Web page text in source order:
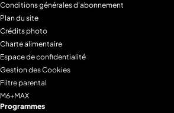
Conditions générales d'abonnement
Plan du site
Crédits photo
Charte alimentaire
Espace de confidentialité
Gestion des Cookies
Filtre parental
M6+MAX
Programmes